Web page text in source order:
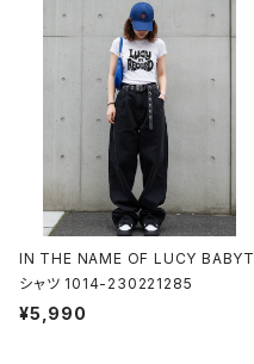
アートワーク
フォトカード
ライフスタイル
IN THE NAME OF LUCY BABYT
シャツ 1014-230221285
¥5,990